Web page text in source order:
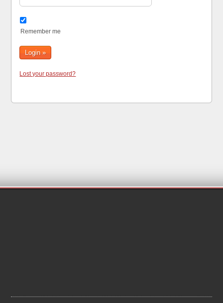
Remember me
Lost your password?